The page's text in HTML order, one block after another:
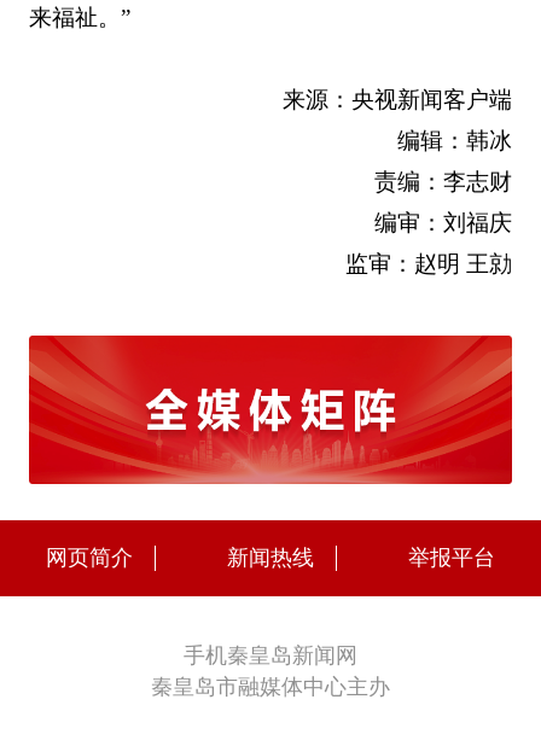
来福祉。”
来源：央视新闻客户端
编辑：韩冰
责编：李志财
编审：刘福庆
监审：赵明 王勍
网页简介 新闻热线 举报平台
手机秦皇岛新闻网
秦皇岛市融媒体中心主办